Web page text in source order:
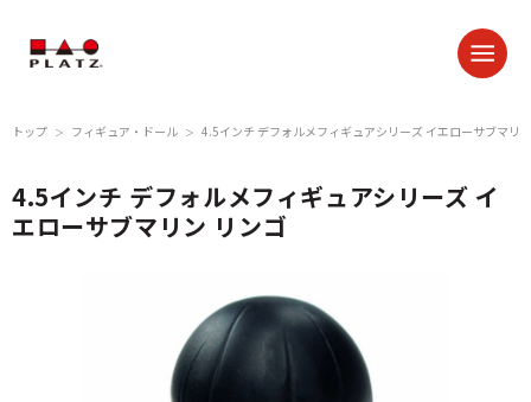
トップ ＞ フィギュア・ドール ＞ 4.5インチ デフォルメフィギュアシリーズ イエローサブマリ
4.5インチ デフォルメフィギュアシリーズ イ
エローサブマリン リンゴ